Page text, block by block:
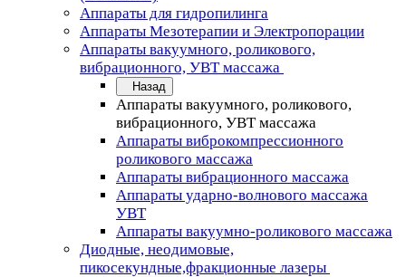
Аппараты для гидропилинга
Аппараты Мезотерапии и Электропорации
Аппараты вакуумного, роликового,
вибрационного, УВТ массажа
Назад
Аппараты вакуумного, роликового,
вибрационного, УВТ массажа
Аппараты виброкомпрессионного
роликового массажа
Аппараты вибрационного массажа
Аппараты ударно-волнового массажа
УВТ
Аппараты вакуумно-роликового массажа
Диодные, неодимовые,
пикосекундные,фракционные лазеры